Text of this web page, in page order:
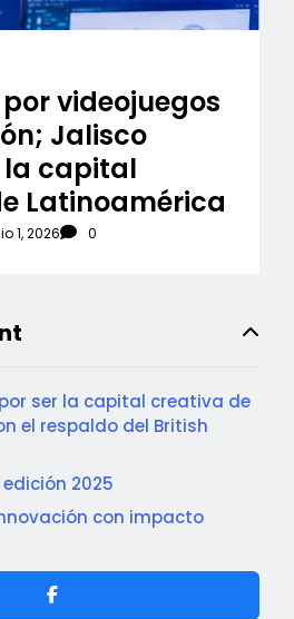
videojuegos
Jalisco
la capital
Latinoamérica
1, 2026 0
ser la capital creativa de
el respaldo del British
2025
con impacto